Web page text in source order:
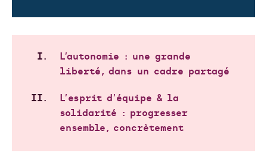
L’autonomie : une grande
liberté, dans un cadre partagé
L’esprit d’équipe & la
solidarité : progresser
ensemble, concrètement